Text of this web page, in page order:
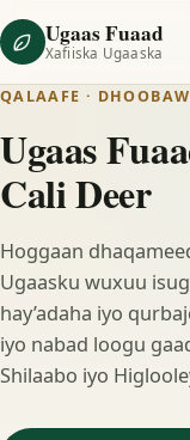
Ugaas Fuaad
Xafiiska Ugaaska
QALAAFE ·
Ugaas
Cali Deer
Hoggaan
Ugaasku wuxuu
hay’adaha iyo
iyo nabad loogu
Shilaabo iyo